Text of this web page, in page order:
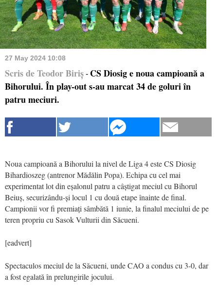
27 May 2024 10:08
Scris de Teodor Biriș - CS Diosig e noua campioană a
Bihorului. În play-out s-au marcat 34 de goluri în
patru meciuri.
Noua campioană a Bihorului la nivel de Liga 4 este CS Diosig
Bihardioszeg (antrenor Mădălin Popa). Echipa cu cel mai
experimentat lot din eșalonul patru a câștigat meciul cu Bihorul
Beiuș, securizându-și locul 1 cu două etape înainte de final.
Campionii vor fi premiați sâmbătă 1 iunie, la finalul meciului de pe
teren propriu cu Sasok Vulturii din Săcueni.
[eadvert]
Spectaculos meciul de la Săcueni, unde CAO a condus cu 3-0, dar
a fost egalată în prelungirile jocului.